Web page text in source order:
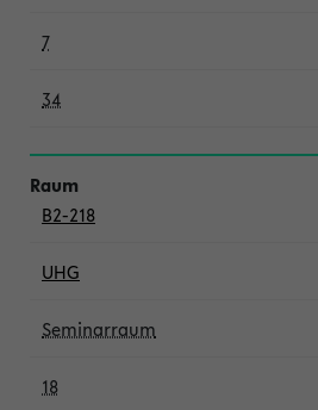
7
34
B2-218
UHG
Seminarraum
18